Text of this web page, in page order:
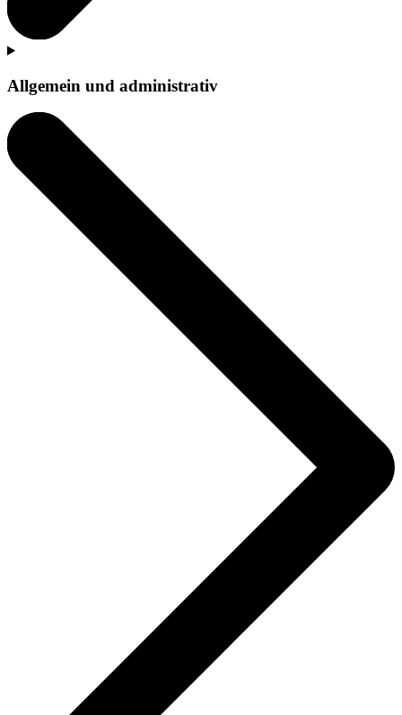
Allgemein und administrativ